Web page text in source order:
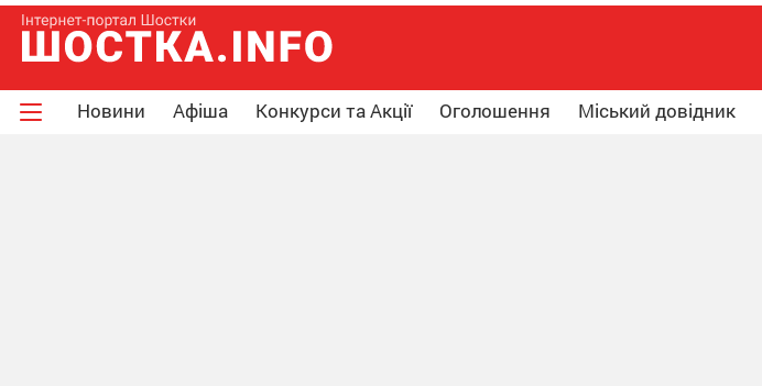
Новини Афіша Конкурси та Акції Оголошення Міський довідник